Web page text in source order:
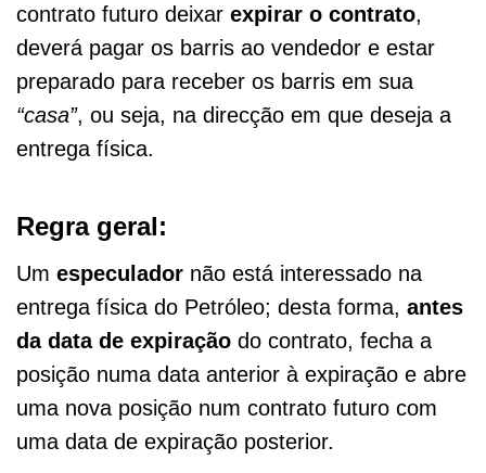
contrato futuro deixar expirar o contrato,
deverá pagar os barris ao vendedor e estar
preparado para receber os barris em sua
“casa”, ou seja, na direcção em que deseja a
entrega física.
Regra geral:
Um especulador não está interessado na
entrega física do Petróleo; desta forma, antes
da data de expiração do contrato, fecha a
posição numa data anterior à expiração e abre
uma nova posição num contrato futuro com
uma data de expiração posterior.